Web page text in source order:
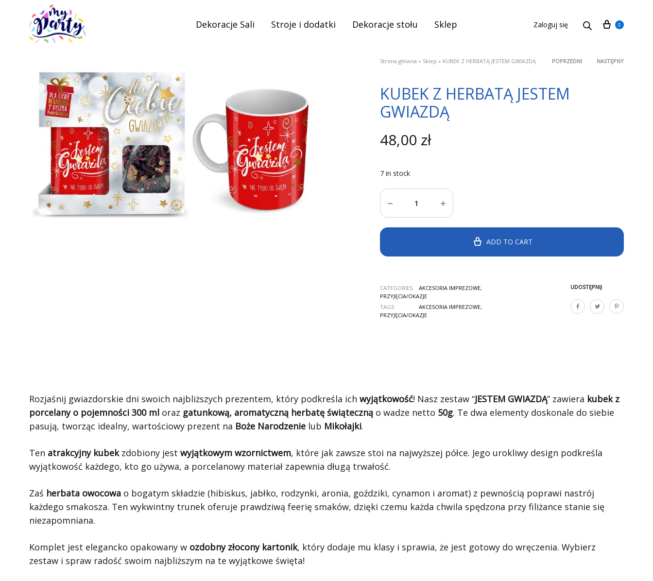
Dekoracje Sali Stroje i dodatki Dekoracje stołu Sklep Zaloguj się Cart
0
Strona główna » Sklep » KUBEK Z HERBATĄ JESTEM GWIAZDĄ
Product
navigation
POPRZEDNI NASTĘPNY
KUBEK Z HERBATĄ JESTEM
GWIAZDĄ
48,00 zł
7 in stock
Quantity
ADD TO CART
UDOSTĘPNIJ
CATEGORIES AKCESORIA IMPREZOWE,
PRZYJĘCIA/OKAZJE
TAGS
AKCESORIA IMPREZOWE,
PRZYJĘCIA/OKAZJE
Rozjaśnij gwiazdorskie dni swoich najbliższych prezentem, który podkreśla ich wyjątkowość! Nasz zestaw “JESTEM GWIAZDĄ” zawiera kubek z
porcelany o pojemności 300 ml oraz gatunkową, aromatyczną herbatę świąteczną o wadze netto 50g. Te dwa elementy doskonale do siebie
pasują, tworząc idealny, wartościowy prezent na Boże Narodzenie lub Mikołajki.
Ten atrakcyjny kubekzdobiony jest wyjątkowym wzornictwem, które jak zawsze stoi na najwyższej półce. Jego urokliwy design podkreśla
wyjątkowość każdego, kto go używa, a porcelanowy materiał zapewnia długą trwałość.
Zaś herbata owocowa o bogatym składzie (hibiskus, jabłko, rodzynki, aronia, goździki, cynamon i aromat) z pewnością poprawi nastrój
każdego smakosza. Ten wykwintny trunek oferuje prawdziwą feerię smaków, dzięki czemu każda chwila spędzona przy filiżance stanie się
niezapomniana.
Komplet jest elegancko opakowany w ozdobny złocony kartonik, który dodaje mu klasy i sprawia, że jest gotowy do wręczenia. Wybierz
zestaw i spraw radość swoim najbliższym na te wyjątkowe święta!